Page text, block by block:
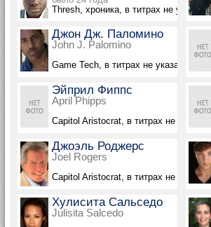
Thresh, хроника, в титрах не указан
Джон Дж. Паломино
John J. Palomino
Game Tech, в титрах не указан
Эйприл Фиппс
April Phipps
Capitol Aristocrat, в титрах не указана
Джоэль Роджерс
Joel Rogers
Capitol Aristocrat, в титрах не указан
Хулисита Сальседо
Julisita Salcedo